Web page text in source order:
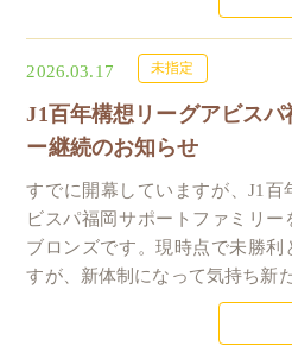
2026.03.17 未指定
J1百年構想リーグアビス
ー継続のお知らせ
すでに開幕していますが、J1百
ビスパ福岡サポートファミリ
ブロンズです。現時点で未勝利
すが、新体制になって気持ち新